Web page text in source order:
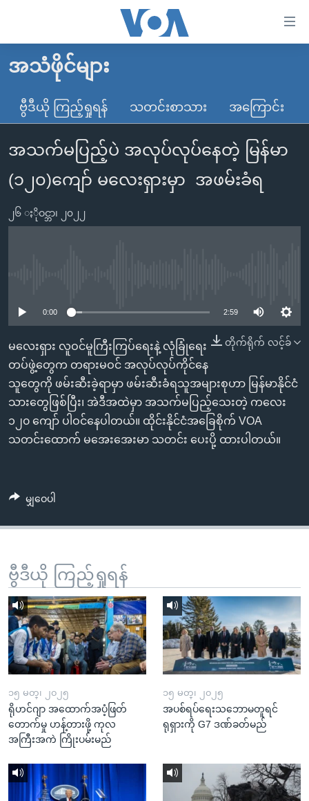
လွယ်ကူ
သည့်
များ
ပင်မ
သို့
စာမျက်နှာ
သို့
ကျော်
ကြည့်
ရန်
ရှာဖွေ
သို့
မူလစာမျက်နှာ
မြန်မာ
ကမ္ဘာ့သတင်းများ
နိုင်ငံတကာ
အမေရိကန်
အစ္စရေး-ပါလက်စတိုင်း
ဗွီဒီယို
သတင်းလွတ်လပ်ခွင့်
ရပ်ဝန်းတခု လမ်းတခု အလွန်
အင်္ဂလိပ်စာလေ့လာမယ်
ဗွီအိုအေ လူမှုကွန်ယက်များ
ဘာသာစကားများ
အသံဖိုင်များ
ဗွီဒီယို ကြည့်ရှုရန် သတင်းစာသား အကြောင်း
အသက်မပြည့်ပဲ အလုပ်လုပ်နေတဲ့ မြန်မာ
(၁၂၀)ကျော် မလေးရှားမှာ အဖမ်းခံရ
၂၆ ႏိုဝင္ဘာ၊ ၂၀၂၂
0:00 2:59
တိုက်ရိုက် လင့်ခ်
မလေးရှား လူဝင်မူကြီးကြပ်ရေးနဲ့ လုံခြုံရေး
တပ်ဖွဲ့တွေက တရားမဝင် အလုပ်လုပ်ကိုင်နေ
သူတွေကို ဖမ်းဆီးခဲ့ရာမှာ ဖမ်းဆီးခံရသူအများစုဟာ မြန်မာနိုင်ငံ
သားတွေဖြစ်ပြီး၊ အဲဒီအထဲမှာ အသက်မပြည့်သေးတဲ့ ကလေး
၁၂၀ ကျော် ပါဝင်နေပါတယ်။ ထိုင်းနိုင်ငံအခြေစိုက် VOA
သတင်းထောက် မအေးအေးမာ သတင်း ပေးပို့ ထားပါတယ်။
မျှဝေပါ
ဗွီဒီယို ကြည့်ရှုရန်
၁၅ မတ္၊ ၂၀၂၅
ရိုဟင်ဂျာ အထောက်အပံ့ဖြတ်
တောက်မှု ဟန့်တားဖို့ ကုလ
အကြီးအကဲ ကြိုးပမ်းမည်
၁၅ မတ္၊ ၂၀၂၅
အပစ်ရပ်ရေးသဘောမတူရင်
ရုရှားကို G7 ဒဏ်ခတ်မည်